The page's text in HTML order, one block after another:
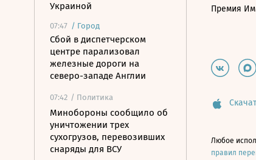
Украиной
07:47 / Город
Сбой в диспетчерском
центре парализовал
железные дороги на
северо-западе Англии
07:42 / Политика
Минобороны сообщило об
уничтожении трех
сухогрузов, перевозивших
снаряды для ВСУ
Премия
Любое
правил